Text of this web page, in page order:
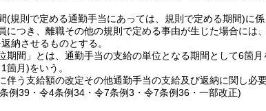
(規則で定める通勤手当にあっては、規則で定める期間)に
につき、離職その他の規則で定める事由が生じた場合に
納させるものとする。
期間」とは、通勤手当の支給の単位となる期間として6箇
箇月)をいう。
伴う支給額の改定その他通勤手当の支給及び返納に関し必
例39・令4条例34・令7条例3・令7条例36・一部改正)